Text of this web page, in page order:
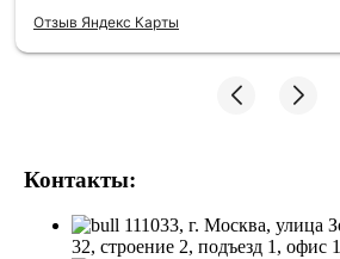
Отзыв Яндекс Карты
Контакты:
111033, г. Москва, улица
32, строение 2, подъезд 1,